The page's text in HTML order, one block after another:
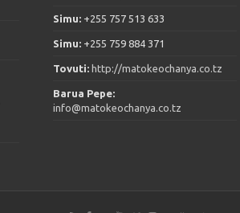
Simu: +255 757 513 633
Simu: +255 759 884 371
Tovuti: http://matokeochanya.co.tz
Barua Pepe:
info@matokeochanya.co.tz